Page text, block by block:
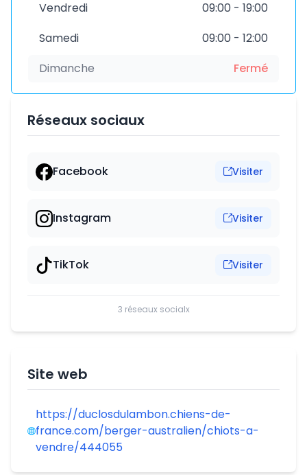
Vendredi
09:00 - 19:00
Samedi
09:00 - 12:00
Dimanche
Fermé
Réseaux sociaux
Facebook Visiter
Instagram Visiter
TikTok Visiter
3 réseaux socialx
Site web
https://duclosdulambon.chiens-de-
france.com/berger-australien/chiots-a-
vendre/444055